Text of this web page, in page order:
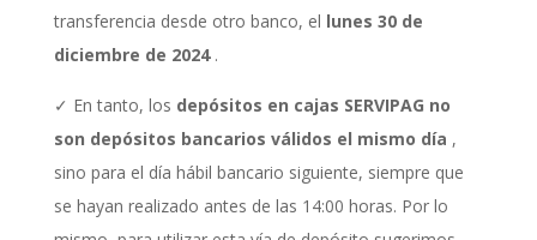
transferencia desde otro banco, el lunes 30 de
diciembre de 2024.
✓ En tanto, los depósitos en cajas SERVIPAG no
son depósitos bancarios válidos el mismo día ,
sino para el día hábil bancario siguiente, siempre que
se hayan realizado antes de las 14:00 horas. Por lo